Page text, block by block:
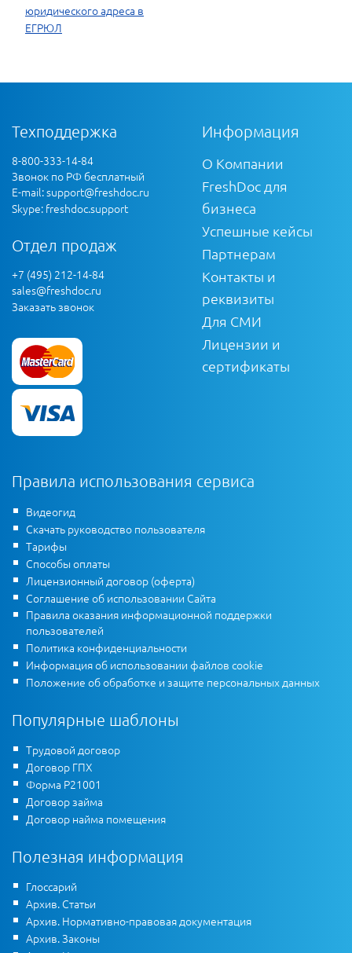
юридического адреса в
ЕГРЮЛ
Техподдержка
8-800-333-14-84
Звонок по РФ бесплатный
E-mail:support@freshdoc.ru
Skype: freshdoc.support
Отдел продаж
+7 (495) 212-14-84
sales@freshdoc.ru
Заказать звонок
Информация
О Компании
FreshDoc для
бизнеса
Успешные кейсы
Партнерам
Контакты и
реквизиты
Для СМИ
Лицензии и
сертификаты
Правила использования сервиса
Видеогид
Скачать руководство пользователя
Тарифы
Способы оплаты
Лицензионный договор (оферта)
Соглашение об использовании Сайта
Правила оказания информационной поддержки
пользователей
Политика конфиденциальности
Информация об использовании файлов cookie
Положение об обработке и защите персональных данных
Популярные шаблоны
Трудовой договор
Договор ГПХ
Форма Р21001
Договор займа
Договор найма помещения
Полезная информация
Глоссарий
Архив. Статьи
Архив. Нормативно-правовая документация
Архив. Законы